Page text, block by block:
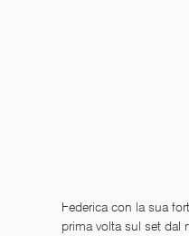
Federica con la sua
prima volta sul set dal